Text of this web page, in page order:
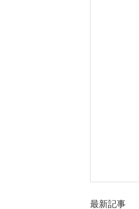
最新記事